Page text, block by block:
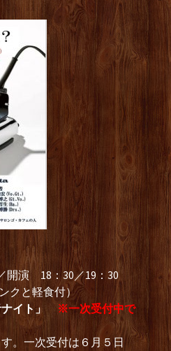
開演 18：30／19：30
クと軽食付）
イト」
※一次受付中で
。一次受付は６月５日